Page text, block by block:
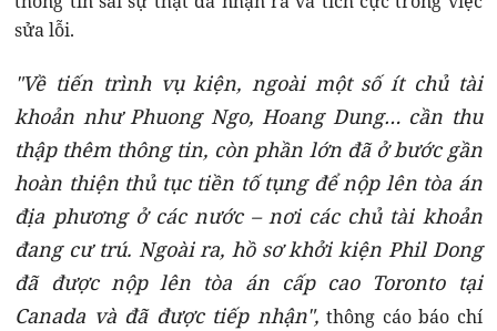
sửa lỗi.
"Về tiến trình vụ kiện, ngoài một số ít chủ tài
khoản như Phuong Ngo, Hoang Dung… cần thu
thập thêm thông tin, còn phần lớn đã ở bước gần
hoàn thiện thủ tục tiền tố tụng để nộp lên tòa án
địa phương ở các nước – nơi các chủ tài khoản
đang cư trú. Ngoài ra, hồ sơ khởi kiện Phil Dong
đã được nộp lên tòa án cấp cao Toronto tại
Canada và đã được tiếp nhận", thông cáo báo chí